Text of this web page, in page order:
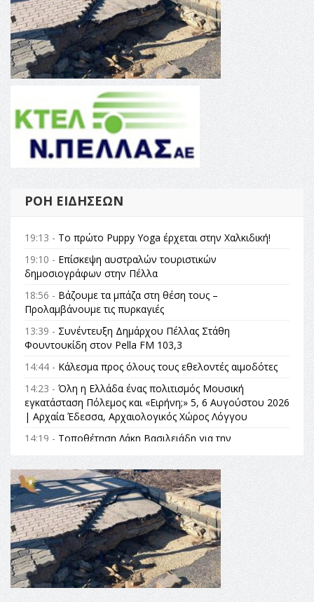
ΡΟΉ ΕΙΔΉΣΕΩΝ
19:13 - Το πρώτο Puppy Yoga έρχεται στην Χαλκιδική!
19:10 - Επίσκεψη αυστραλών τουριστικών
δημοσιογράφων στην Πέλλα
18:56 - Βάζουμε τα μπάζα στη θέση τους –
Προλαμβάνουμε τις πυρκαγιές
13:39 - Συνέντευξη Δημάρχου Πέλλας Στάθη
Φουντουκίδη στον Pella FM 103,3
14:44 - Κάλεσμα προς όλους τους εθελοντές αιμοδότες
14:23 - Όλη η Ελλάδα ένας πολιτισμός Μουσική
εγκατάσταση Πόλεμος και «Ειρήνη;» 5, 6 Αυγούστου 2026
| Αρχαία Έδεσσα, Αρχαιολογικός Χώρος Λόγγου
14:19 - Τοποθέτηση Λάκη Βασιλειάδη για την
Αναθεώρηση του Συντάγματος: «Σε τέτοιες κορυφαίες
θεσμικές διαδικασίες υπάρχει μόνο η ευθύνη απέναντι
στις επόμενες γενιές»
16:35 -Το πρόγραμμα του ΠΑΟΚ στον δεύτερο γύρο του
Champions League!
16:27 -Όλυμπος: Εντάχθηκε στον Κατάλογο Παγκόσμιας
Κληρονομιάς της UNESCO – Ομόφωνη η απόφαση Ο
Όλυμπος αναγνωρίστηκε ως φυσικό και πολιτιστικό
αγαθό εξέχουσας οικουμενικής αξίας για την
ανθρωπότητα